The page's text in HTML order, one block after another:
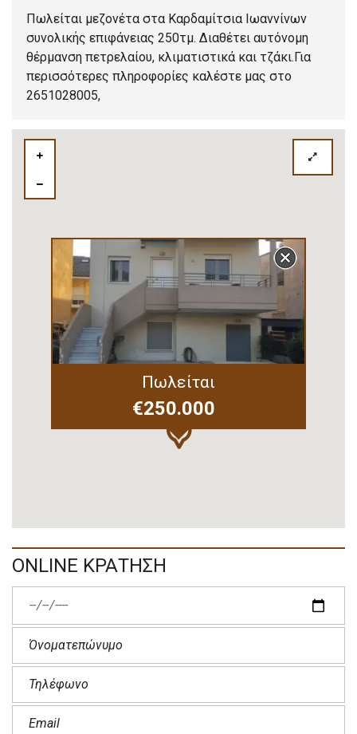
Πωλείται μεζονέτα στα Καρδαμίτσια Ιωαννίνων
συνολικής επιφάνειας 250τμ. Διαθέτει αυτόνομη
θέρμανση πετρελαίου, κλιματιστικά και τζάκι.Για
περισσότερες πληροφορίες καλέστε μας στο
2651028005,
Πωλείται
€250.000
ONLINE ΚΡΑΤΗΣΗ